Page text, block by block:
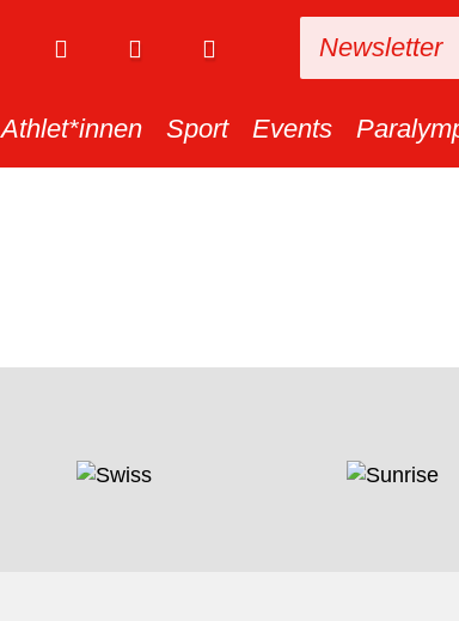
Newsletter
Athlet*innen Sport Events